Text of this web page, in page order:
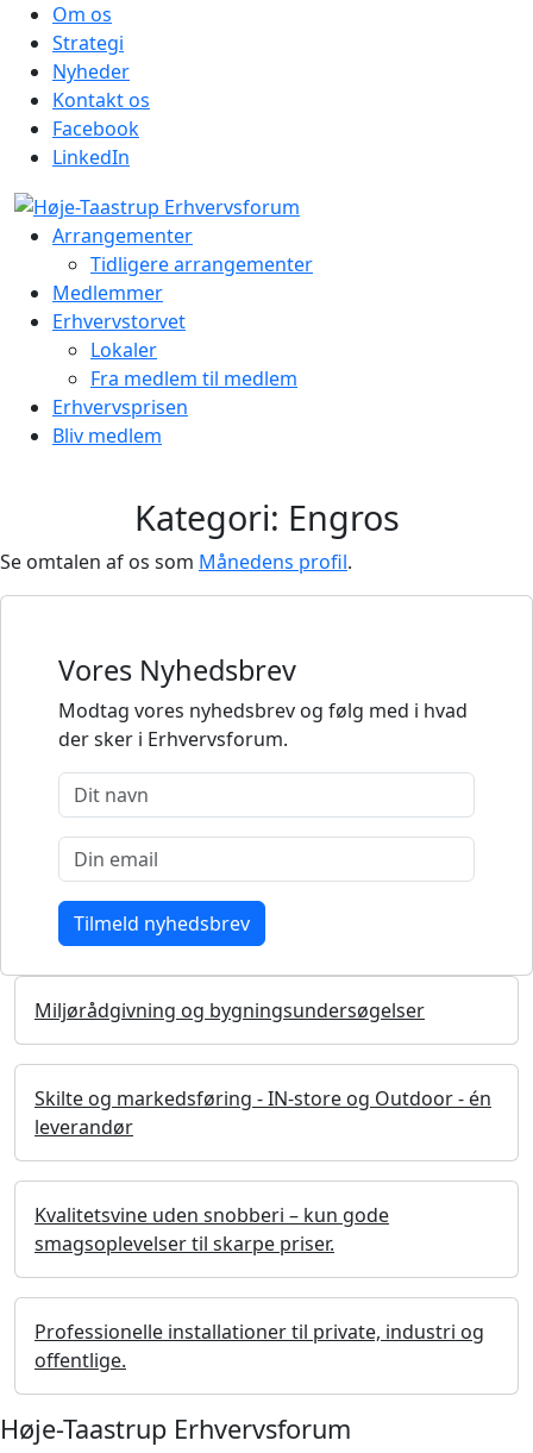
Om os
Strategi
Nyheder
Kontakt os
Facebook
LinkedIn
Arrangementer
Tidligere arrangementer
Medlemmer
Erhvervstorvet
Lokaler
Fra medlem til medlem
Erhvervsprisen
Bliv medlem
Kategori: Engros
Se omtalen af os som Månedens profil.
Vores Nyhedsbrev
Modtag vores nyhedsbrev og følg med i hvad
der sker i Erhvervsforum.
Miljørådgivning og bygningsundersøgelser
Skilte og markedsføring - IN-store og Outdoor - én
leverandør
Kvalitetsvine uden snobberi – kun gode
smagsoplevelser til skarpe priser.
Professionelle installationer til private, industri og
offentlige.
Høje-Taastrup Erhvervsforum